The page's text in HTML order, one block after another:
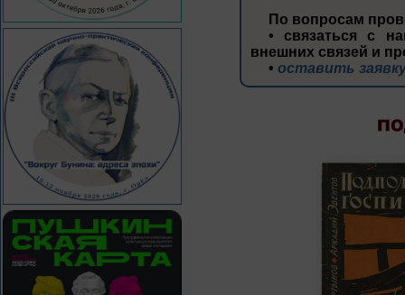
По вопросам
• связаться с
внешних связей и
• оставить